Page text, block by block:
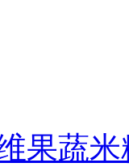
果蔬米